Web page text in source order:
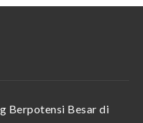
Berpotensi Besar di